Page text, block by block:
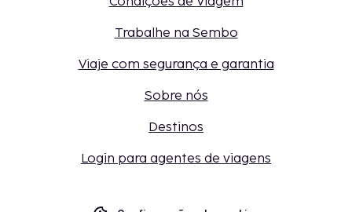
Trabalhe na Sembo
Viaje com segurança e garantia
Sobre nós
Destinos
Login para agentes de viagens